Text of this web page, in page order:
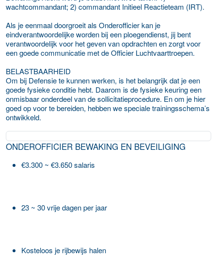
wachtcommandant; 2) commandant Initieel Reactieteam (IRT).
Als je eenmaal doorgroeit als Onderofficier kan je
eindverantwoordelijke worden bij een ploegendienst, jij bent
verantwoordelijk voor het geven van opdrachten en zorgt voor
een goede communicatie met de Officier Luchtvaarttroepen.
BELASTBAARHEID
Om bij Defensie te kunnen werken, is het belangrijk dat je een
goede fysieke conditie hebt. Daarom is de fysieke keuring een
onmisbaar onderdeel van de sollicitatieprocedure. En om je hier
goed op voor te bereiden, hebben we speciale trainingsschema’s
ontwikkeld.
ONDEROFFICIER BEWAKING EN BEVEILIGING
€3.300 ~ €3.650 salaris
23 ~ 30 vrije dagen per jaar
Kosteloos je rijbewijs halen